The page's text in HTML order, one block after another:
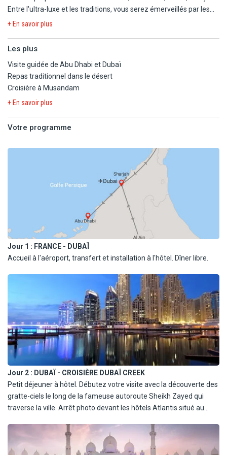
Entre l'ultra-luxe et les traditions, vous serez émerveillés par les
paysages de ces sultanats.
+ En savoir plus
Les plus
Visite guidée de Abu Dhabi et Dubaï
Repas traditionnel dans le désert
Croisière à Musandam
+ En savoir plus
Votre programme
Jour 1 : FRANCE - DUBAÏ
Accueil à l'aéroport, transfert et installation à l'hôtel. Dîner libre.
Jour 2 : DUBAÏ - CROISIÈRE DUBAÏ CREEK
Petit déjeuner à hôtel. Débutez votre visite avec la découverte des
gratte-ciels le long de la fameuse autoroute Sheikh Zayed qui
traverse la ville. Arrêt photo devant les hôtels Atlantis situé au
emblématique de Dubaï. Vous rejoindrez le quartier de Downtown
et monterez au 124è étage de la Burj Khalifa, plus haute tour du